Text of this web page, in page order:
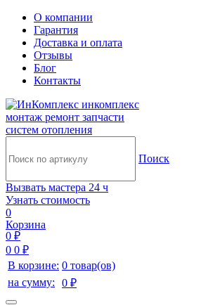
О компании
Гарантия
Доставка и оплата
Отзывы
Блог
Контакты
инкомплекс
монтаж ремонт запчасти
систем отопления
Поиск
Вызвать мастера 24 ч
Узнать стоимость
0
Корзина
0 ₽
0 0 ₽
В корзине: 0 товар(ов)
на сумму:
0 ₽